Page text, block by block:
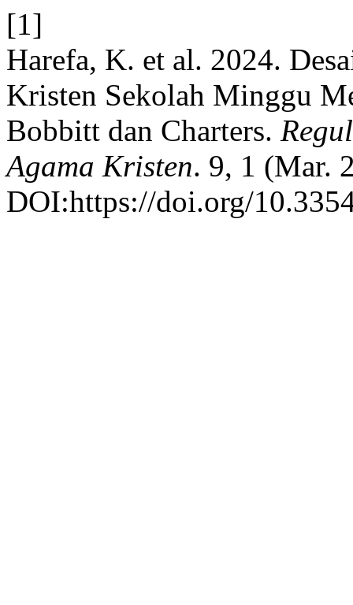
[1]
Harefa, K. et al. 2024.
Kristen Sekolah Minggu
Bobbitt dan Charters.
Agama Kristen. 9, 1 (Mar.
DOI:https://doi.org/